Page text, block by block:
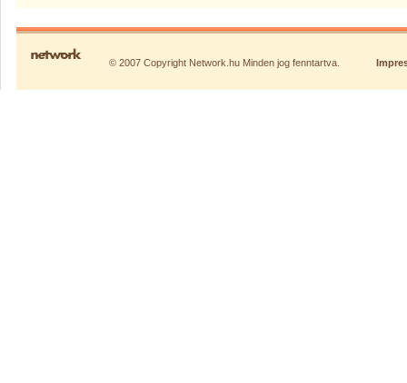
© 2007 Copyright Network.hu Minden jog fenntartva.